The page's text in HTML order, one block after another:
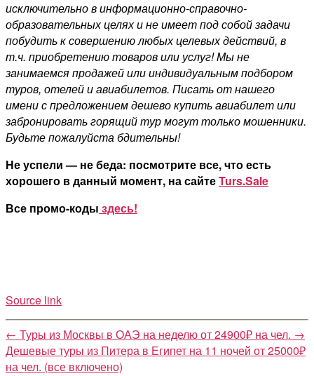
исключительно в информационно-справочно-
образовательных целях и не имеет под собой задачи
побудить к совершению любых целевых действий, в
т.ч. приобретению товаров или услуг! Мы не
занимаемся продажей или индивидуальным подбором
туров, отелей и авиабилетов. Писать от нашего
имени с предложением дешево купить авиабилет или
забронировать горящий тур могут только мошенники.
Будьте пожалуйста бдительны!
Не успели — не беда: посмотрите все, что есть
хорошего в данный момент, на сайтеTurs.Sale
Все промо-коды здесь!
Source link
← Туры из Москвы в ОАЭ на неделю от 24900₽ на чел. →
Дешевые туры из Питера в Египет на 11 ночей от 25000₽
на чел. (все включено)